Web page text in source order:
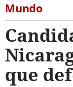
Mundo
que